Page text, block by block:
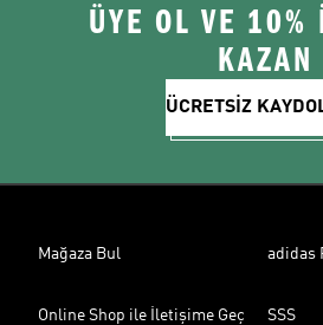
ÜYE OL VE
KAZAN
ÜCRETSİZ
Mağaza Bul adidas
Online Shop ile İletişime Geç SSS